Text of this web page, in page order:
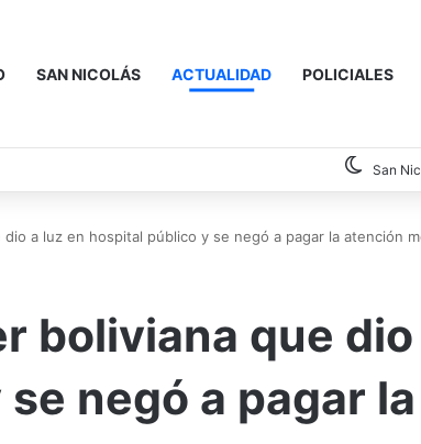
SAN NICOLÁS ACTUALIDAD POLICIALES
San
a luz en hospital público y se negó a pagar la atención
boliviana que dio
negó a pagar